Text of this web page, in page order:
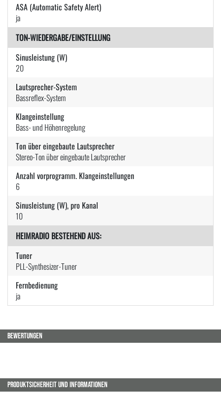
ASA (Automatic Safety Alert)
ja
TON-WIEDERGABE/EINSTELLUNG
Sinusleistung (W)
20
Lautsprecher-System
Bassreflex-System
Klangeinstellung
Bass- und Höhenregelung
Ton über eingebaute Lautsprecher
Stereo-Ton über eingebaute Lautsprecher
Anzahl vorprogramm. Klangeinstellungen
6
Sinusleistung (W), pro Kanal
10
HEIMRADIO BESTEHEND AUS:
Tuner
PLL-Synthesizer-Tuner
Fernbedienung
ja
BEWERTUNGEN
PRODUKTSICHERHEIT UND INFORMATIONEN